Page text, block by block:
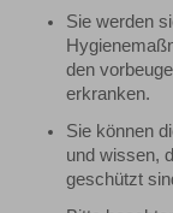
Sie werden
den
erkranken.
Sie können
und wissen,
geschützt